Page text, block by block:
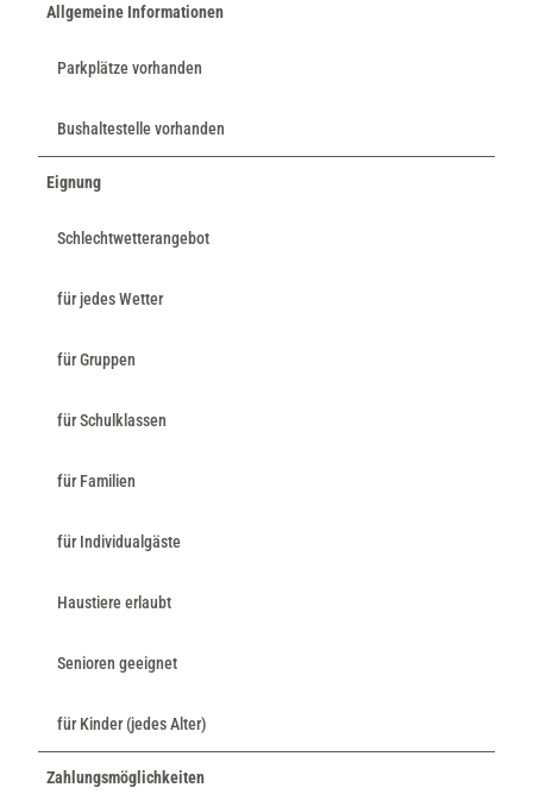
Allgemeine Informationen
Parkplätze vorhanden
Bushaltestelle vorhanden
Eignung
Schlechtwetterangebot
für jedes Wetter
für Gruppen
für Schulklassen
für Familien
für Individualgäste
Haustiere erlaubt
Senioren geeignet
für Kinder (jedes Alter)
Zahlungsmöglichkeiten